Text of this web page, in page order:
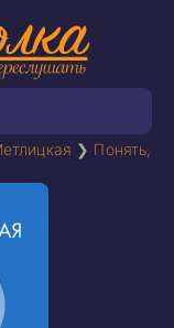
❯ Понять,